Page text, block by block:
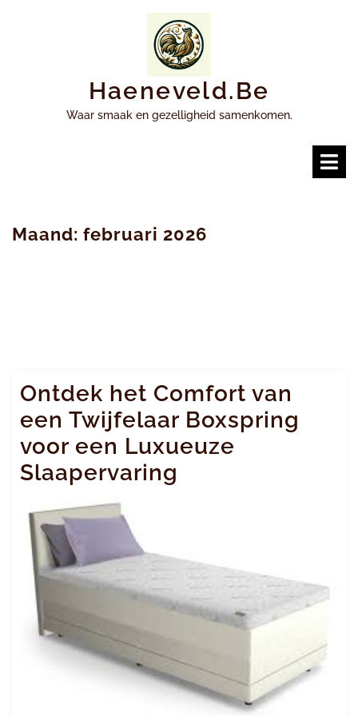
Haeneveld.be
Waar smaak en gezelligheid samenkomen.
Maand: februari 2026
Ontdek het Comfort van
een Twijfelaar Boxspring
voor een Luxueuze
Slaapervaring